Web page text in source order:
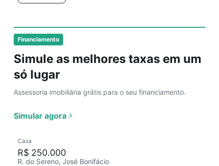
Financiamento
Simule as melhores taxas em um
só lugar
Assessoria imobiliária grátis para o seu financiamento.
Simular agora
Casa
R$ 250.000
R. do Sereno, José Bonifácio